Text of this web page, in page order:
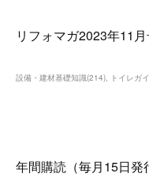
リフォマガ2023年11
設備・建材基礎知識(214) トイレガ
年間購読（毎月15日発